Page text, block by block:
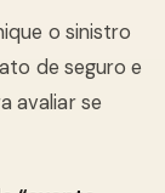
o sinistro
de seguro e
avaliar se